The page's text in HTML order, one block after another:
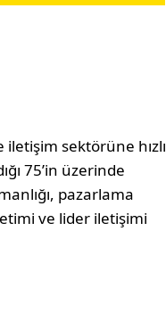
sektörüne hızlı
75’in üzerinde
pazarlama
ve lider iletişimi